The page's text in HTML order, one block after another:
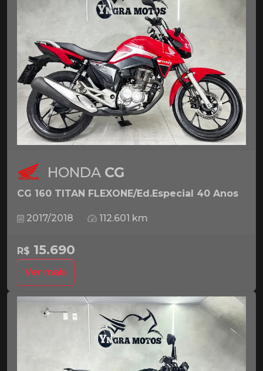
HONDA CG
CG 160 TITAN FLEXONE/Ed.Especial 40 Anos
2017/2018 112.601 km
R$ 15.690
Ver mais